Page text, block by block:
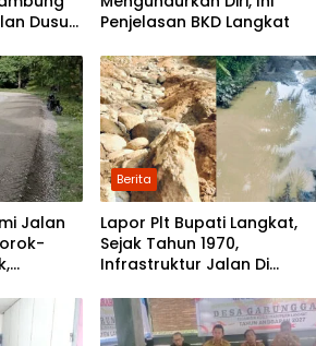
Dusun
Penjelasan BKD Langkat
Jalan
Berita
Lapor Plt Bupati Langkat,
Sejak Tahun 1970,
Infrastruktur Jalan Di
Diperhatikan Pemerintah
Kabupaten Langkat